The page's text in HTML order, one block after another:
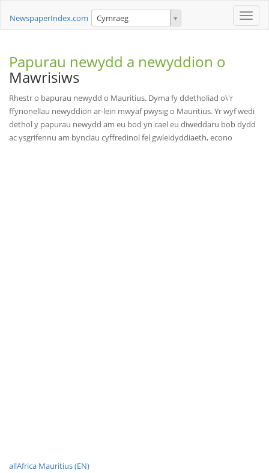
Toggle
NewspaperIndex.com Cymraeg
Papurau newydd a newyddion o
Mawrisiws
Rhestr o bapurau newydd o Mauritius. Dyma fy ddetholiad o\'r
ffynonellau newyddion ar-lein mwyaf pwysig o Mauritius. Yr wyf wedi
dethol y papurau newydd am eu bod yn cael eu diweddaru bob dydd
ac ysgrifennu am bynciau cyffredinol fel gwleidyddiaeth, econo
allAfrica Mauritius (EN)